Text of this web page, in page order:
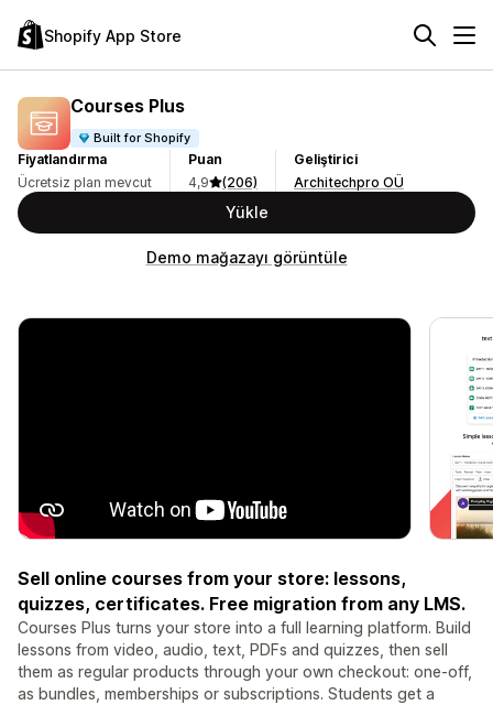
Shopify App Store
Courses Plus
Built for Shopify
Fiyatlandırma
Ücretsiz plan mevcut
Puan
4,9
(206)
Geliştirici
Architechpro OÜ
Yükle
Demo mağazayı görüntüle
Sell online courses from your store: lessons,
quizzes, certificates. Free migration from any LMS.
Courses Plus turns your store into a full learning platform. Build
lessons from video, audio, text, PDFs and quizzes, then sell
them as regular products through your own checkout: one-off,
as bundles, memberships or subscriptions. Students get a